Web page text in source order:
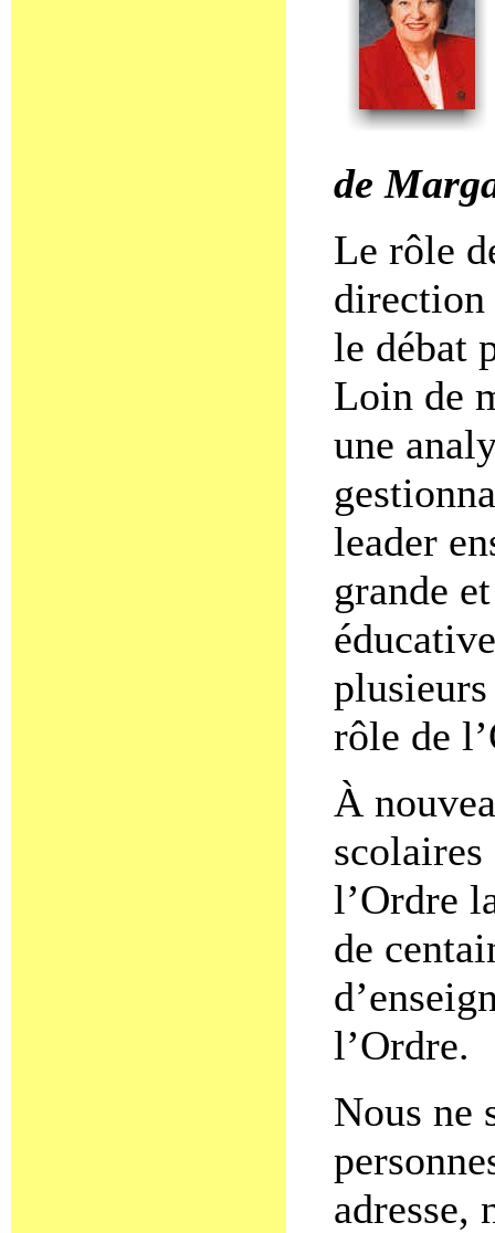
de
Le rôle
direction
le débat
Loin de
une
leader
grande
rôle de
À
l’Ordre
de
l’Ordre.
Nous ne
adresse,